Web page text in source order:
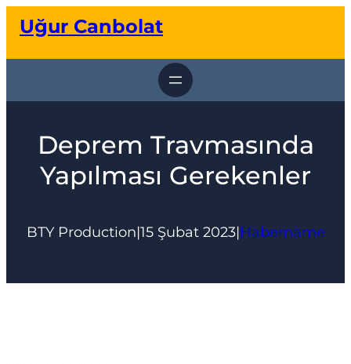
geçUğur Canbolat
Deprem Travmasında
Yapılması Gerekenler
BTY Production|15 Şubat 2023|Habername